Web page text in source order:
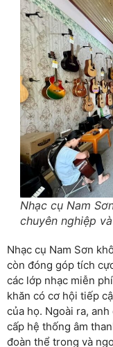
Nhạc cụ Nam
chuyên nghiệp
Nhạc cụ Nam Sơn
còn đóng góp tích
các lớp nhạc miễn
khăn có cơ hội tiếp
của họ. Ngoài ra,
cấp hệ thống âm
đoàn thể trong và